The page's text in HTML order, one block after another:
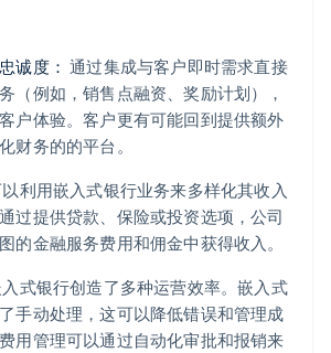
诚度： 通过集成与客户即时需求直接
（例如，销售点融资、奖励计划），
户体验。客户更有可能回到提供额外
财务的的平台。
利用嵌入式银行业务来多样化其收入
过提供贷款、保险或投资选项，公司
的金融服务费用和佣金中获得收入。
式银行创造了多种运营效率。嵌入式
手动处理，这可以降低错误和管理成
用管理可以通过自动化审批和报销来